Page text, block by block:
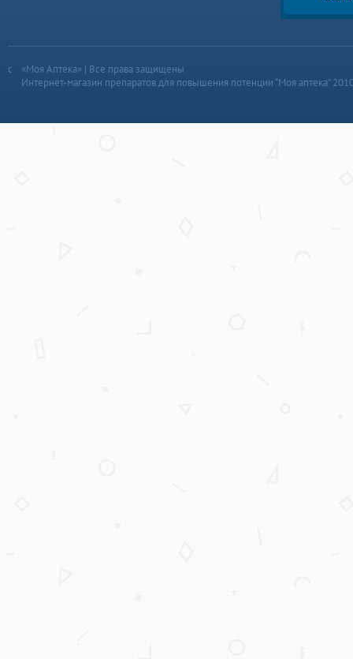
«Моя Аптека» | Все права защищены
Интернет-магазин препаратов для повышения потенции “Моя аптека”